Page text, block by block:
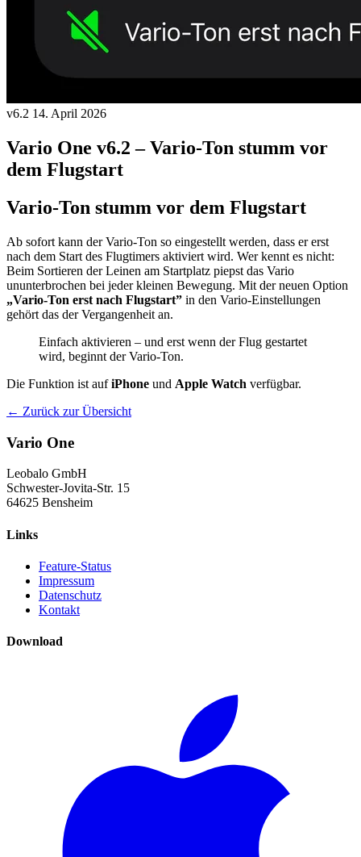
v6.2 14. April 2026
Vario One v6.2 – Vario-Ton stumm vor
dem Flugstart
Vario-Ton stumm vor dem Flugstart
Ab sofort kann der Vario-Ton so eingestellt werden, dass er erst
nach dem Start des Flugtimers aktiviert wird. Wer kennt es nicht:
Beim Sortieren der Leinen am Startplatz piepst das Vario
ununterbrochen bei jeder kleinen Bewegung. Mit der neuen Option
„Vario-Ton erst nach Flugstart” in den Vario-Einstellungen
gehört das der Vergangenheit an.
Einfach aktivieren – und erst wenn der Flug gestartet
wird, beginnt der Vario-Ton.
Die Funktion ist aufiPhone und Apple Watch verfügbar.
← Zurück zur Übersicht
Vario One
Leobalo GmbH
Schwester-Jovita-Str. 15
64625 Bensheim
Links
Feature-Status
Impressum
Datenschutz
Kontakt
Download